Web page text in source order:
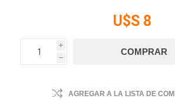
U$S 8
i
h
AGREGAR A LA LISTA DE